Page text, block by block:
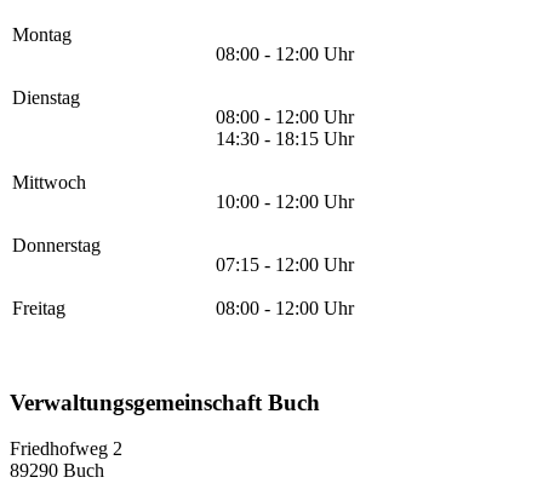
Montag
08:00 - 12:00 Uhr
Dienstag
08:00 - 12:00 Uhr
14:30 - 18:15 Uhr
Mittwoch
10:00 - 12:00 Uhr
Donnerstag
07:15 - 12:00 Uhr
Freitag 08:00 - 12:00 Uhr
Verwaltungsgemeinschaft Buch
Friedhofweg 2
89290 Buch